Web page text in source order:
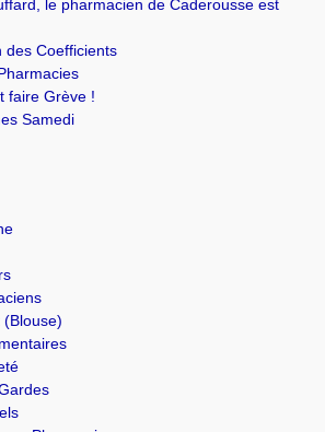
le pharmacien de Caderousse est
des Coefficients
faire Grève !
Samedi
(Blouse)